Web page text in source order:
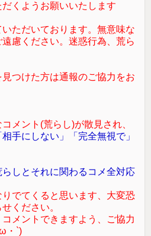
くようお願いいたします
ただいております。無意味な
慮ください。迷惑行為、荒ら
つけた方は通報のご協力をお
メント(荒らし)が散見され、
相手にしない」「完全無視で」
しとそれに関わるコメ全対応
でてくると思います、大変恐
ください。
メントできますよう、ご協力
・`)